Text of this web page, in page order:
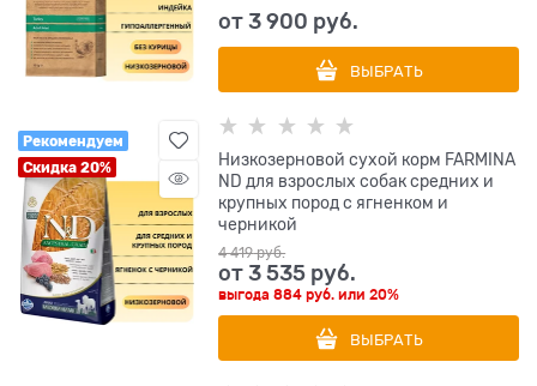
от3 900 руб.
ВЫБРАТЬ
Рекомендуем
Скидка 20%
Низкозерновой cухой корм FARMINA
ND для взрослых собак средних и
крупных пород с ягненком и
черникой
4 419 руб.
от3 535 руб.
выгода884 руб. или20%
ВЫБРАТЬ